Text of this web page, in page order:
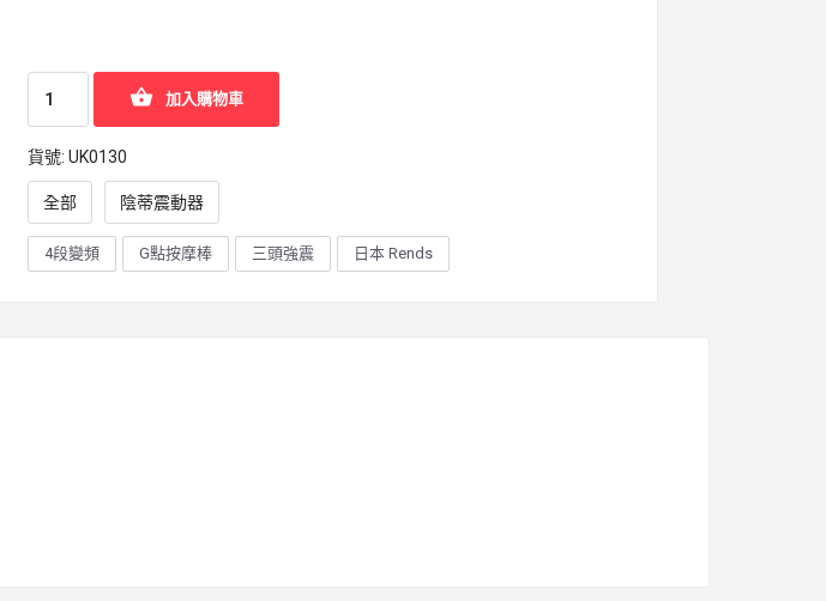
加入購物車
貨號: UK0130
全部 陰蒂震動器
4段變頻 G點按摩棒 三頭強震 日本 Rends